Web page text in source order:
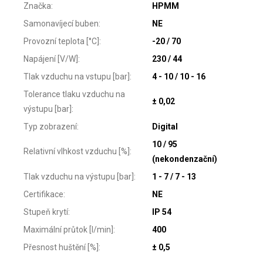
Značka:
HPMM
Samonavíjecí buben:
NE
Provozní teplota [°C]:
-20 / 70
Napájení [V/W]:
230 / 44
Tlak vzduchu na vstupu [bar]:
4 - 10 / 10 - 16
Tolerance tlaku vzduchu na
výstupu [bar]:
± 0,02
Typ zobrazení: Digital
Relativní vlhkost vzduchu [%]:
10 / 95
(nekondenzační)
Tlak vzduchu na výstupu [bar]:
1 - 7 / 7 - 13
Certifikace:
NE
Stupeň krytí:
IP 54
Maximální průtok [l/min]:
400
Přesnost huštění [%]:
± 0,5